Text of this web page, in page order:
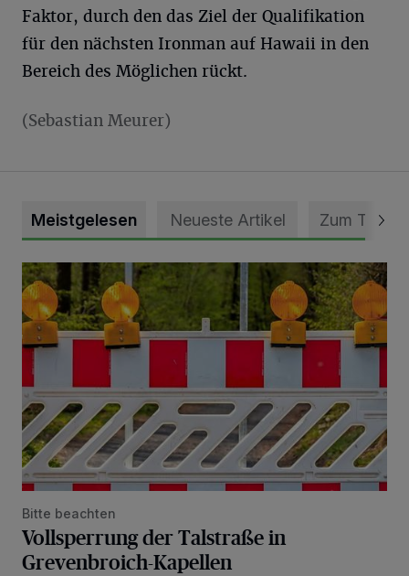
Faktor, durch den das Ziel der Qualifikation
für den nächsten Ironman auf Hawaii in den
Bereich des Möglichen rückt.
(Sebastian Meurer)
Meistgelesen Neueste Artikel Zum Thema
Vollsperrung der Talstraße in Grevenbroich-Kapellen
Bitte beachten
Vollsperrung der Talstraße in
Grevenbroich-Kapellen